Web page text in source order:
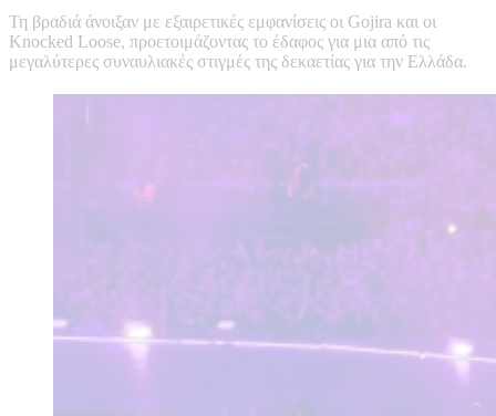
Τη βραδιά άνοιξαν με εξαιρετικές εμφανίσεις οι Gojira και οι
Knocked Loose, προετοιμάζοντας το έδαφος για μια από τις
μεγαλύτερες συναυλιακές στιγμές της δεκαετίας για την Ελλάδα.